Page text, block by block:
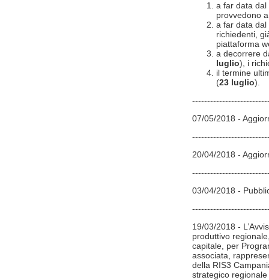
a far data dal
provvedono
a far data dal
richiedenti,
piattaforma
a decorrere
luglio), i
il termine
(23 luglio).
07/05/2018 -
20/04/2018 -
03/04/2018 -
19/03/2018 -
produttivo
capitale, per
associata,
della RIS3
strategico